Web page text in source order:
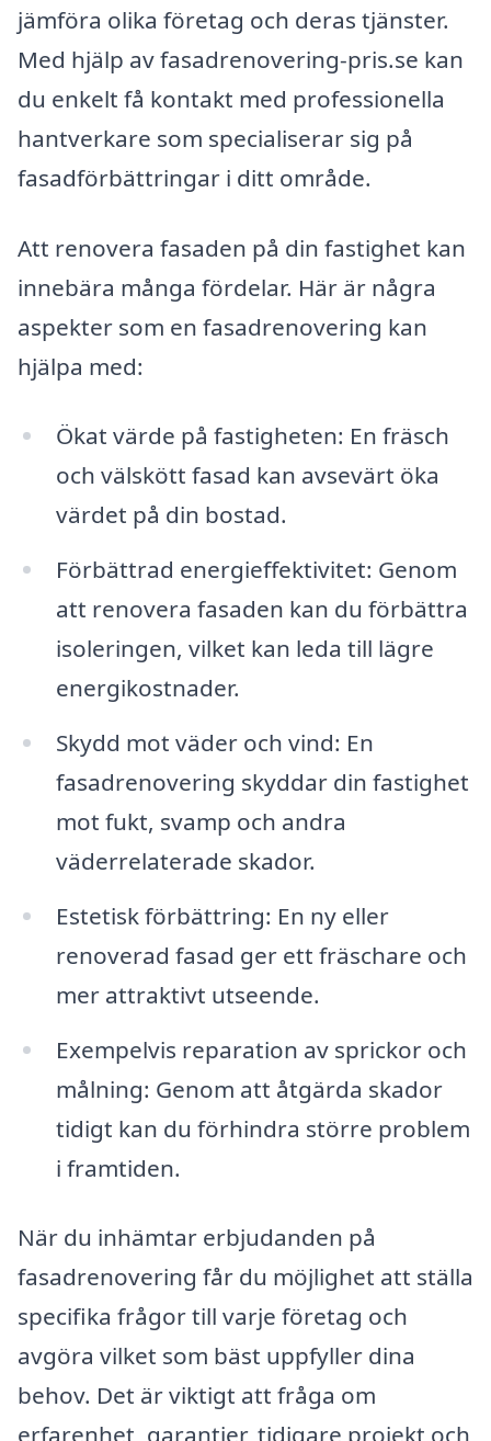
jämföra olika företag och deras tjänster.
Med hjälp av fasadrenovering-pris.se kan
du enkelt få kontakt med professionella
hantverkare som specialiserar sig på
fasadförbättringar i ditt område.
Att renovera fasaden på din fastighet kan
innebära många fördelar. Här är några
aspekter som en fasadrenovering kan
hjälpa med:
Ökat värde på fastigheten: En fräsch
och välskött fasad kan avsevärt öka
värdet på din bostad.
Förbättrad energieffektivitet: Genom
att renovera fasaden kan du förbättra
isoleringen, vilket kan leda till lägre
energikostnader.
Skydd mot väder och vind: En
fasadrenovering skyddar din fastighet
mot fukt, svamp och andra
väderrelaterade skador.
Estetisk förbättring: En ny eller
renoverad fasad ger ett fräschare och
mer attraktivt utseende.
Exempelvis reparation av sprickor och
målning: Genom att åtgärda skador
tidigt kan du förhindra större problem
i framtiden.
När du inhämtar erbjudanden på
fasadrenovering får du möjlighet att ställa
specifika frågor till varje företag och
avgöra vilket som bäst uppfyller dina
behov. Det är viktigt att fråga om